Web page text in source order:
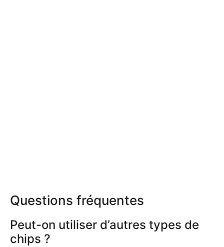
Questions fréquentes
Peut-on utiliser d’autres types de
chips ?